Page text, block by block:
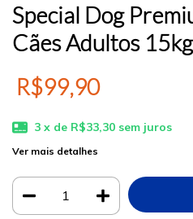
Special Dog
Cães Adultos 15kg
R$99,90
3 x de R$33,30 sem juros
Ver mais detalhes